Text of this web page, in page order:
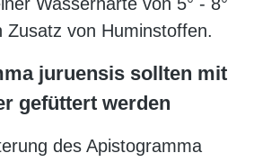
Zusatz von Huminstoffen.
juruensis sollten mit
gefüttert werden
des Apistogramma